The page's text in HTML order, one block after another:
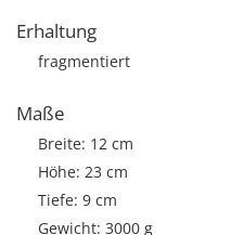
Erhaltung
fragmentiert
Maße
Breite: 12 cm
Höhe: 23 cm
Tiefe: 9 cm
Gewicht: 3000 g